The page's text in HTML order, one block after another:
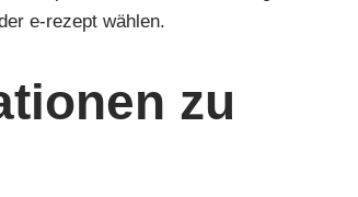
e-rezept wählen.
zu